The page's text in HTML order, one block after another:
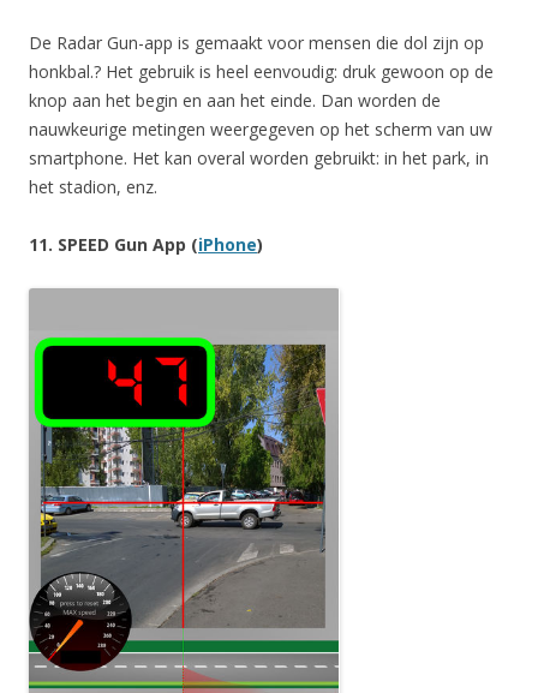
De Radar Gun-app is gemaakt voor mensen die dol zijn op
honkbal.? Het gebruik is heel eenvoudig: druk gewoon op de
knop aan het begin en aan het einde. Dan worden de
nauwkeurige metingen weergegeven op het scherm van uw
smartphone. Het kan overal worden gebruikt: in het park, in
het stadion, enz.
11. SPEED Gun App (iPhone)